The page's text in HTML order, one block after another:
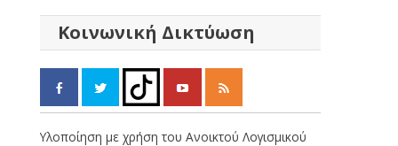
Κοινωνική Δικτύωση
Υλοποίηση με χρήση του Ανοικτού Λογισμικού